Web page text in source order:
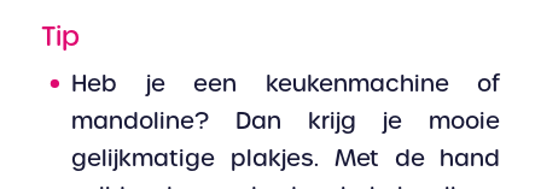
Tip
Heb je een keukenmachine of
mandoline? Dan krijg je mooie
gelijkmatige plakjes. Met de hand